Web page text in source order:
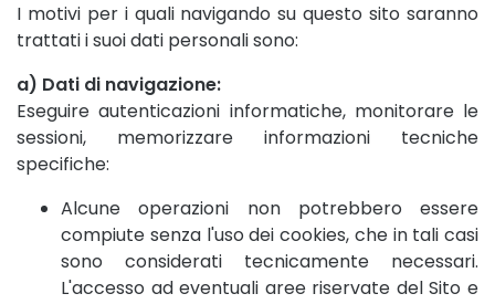
I motivi per i quali navigando su questo sito saranno
trattati i suoi dati personali sono:
a) Dati di navigazione:
Eseguire autenticazioni informatiche, monitorare le
sessioni, memorizzare informazioni tecniche
specifiche:
Alcune operazioni non potrebbero essere
compiute senza l'uso dei cookies, che in tali casi
sono considerati tecnicamente necessari.
L'accesso ad eventuali aree riservate del Sito e